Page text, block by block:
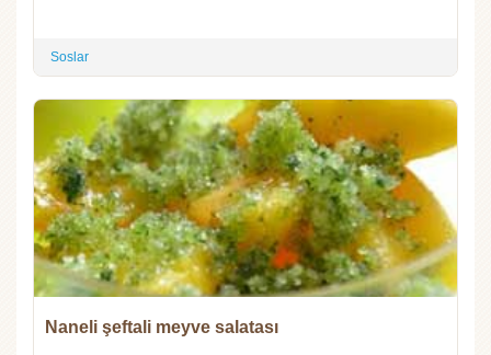
Soslar
Naneli şeftali meyve salatası